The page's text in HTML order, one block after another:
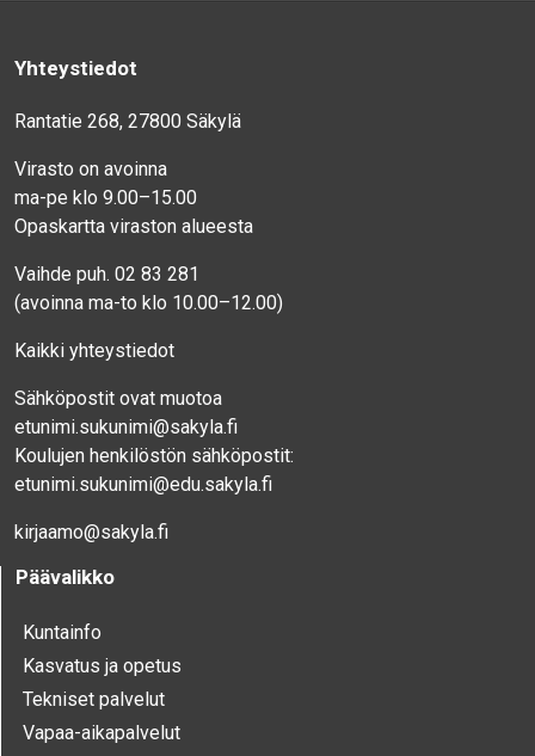
Yhteystiedot
Rantatie 268, 27800 Säkylä
Virasto on avoinna
ma-pe klo 9.00–15.00
Opaskartta viraston alueesta
Vaihde puh. 02 83 281
(avoinna ma-to klo 10.00–12.00)
Kaikki yhteystiedot
Sähköpostit ovat muotoa
etunimi.sukunimi@sakyla.fi
Koulujen henkilöstön sähköpostit:
etunimi.sukunimi@edu.sakyla.fi
kirjaamo@sakyla.fi
Päävalikko
Kunta­info
Kasvatus ja opetus
Tekniset palvelut
Vapaa-aika­palvelut